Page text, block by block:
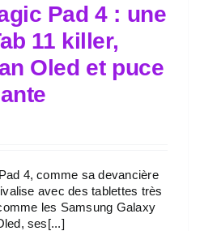
Pad 4 : une
11 killer,
Oled et puce
4, comme sa devancière
avec des tablettes très
les Samsung Galaxy
ses[...]